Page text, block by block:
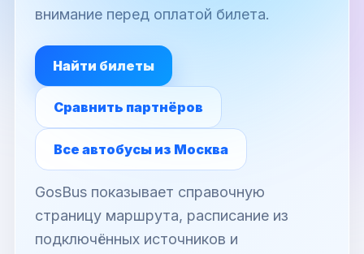
внимание перед оплатой билета.
Найти билеты
Сравнить партнёров
Все автобусы из Москва
GosBus показывает справочную
страницу маршрута, расписание из
подключённых источников и